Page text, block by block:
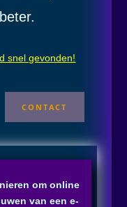
snel gevonden!
CONTACT
om online
van een e-